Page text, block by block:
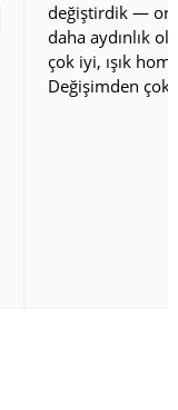
değiştirdik —
daha aydınlık
çok iyi, ışık
Değişimden çok